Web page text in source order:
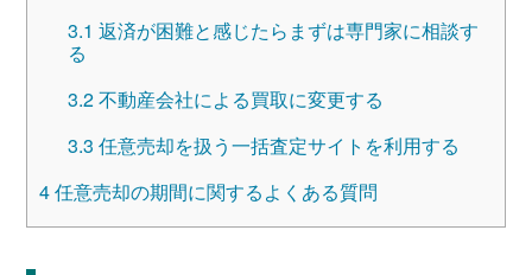
3.1 返済が困難と感じたらまずは専門家に相談す
る
3.2不動産会社による買取に変更する
3.3 任意売却を扱う一括査定サイトを利用する
4任意売却の期間に関するよくある質問